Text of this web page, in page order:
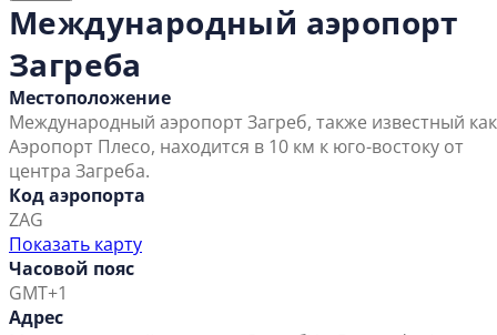
Международный аэропорт
Загреба
Местоположение
Международный аэропорт Загреб, также известный как
Аэропорт Плесо, находится в 10 км к юго-востоку от
центра Загреба.
Код аэропорта
ZAG
Показать карту
Часовой пояс
GMT+1
Адрес